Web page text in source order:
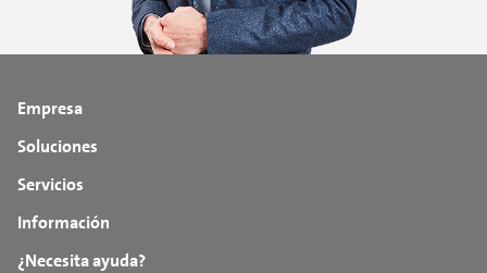
Empresa
Soluciones
Servicios
Información
¿Necesita ayuda?